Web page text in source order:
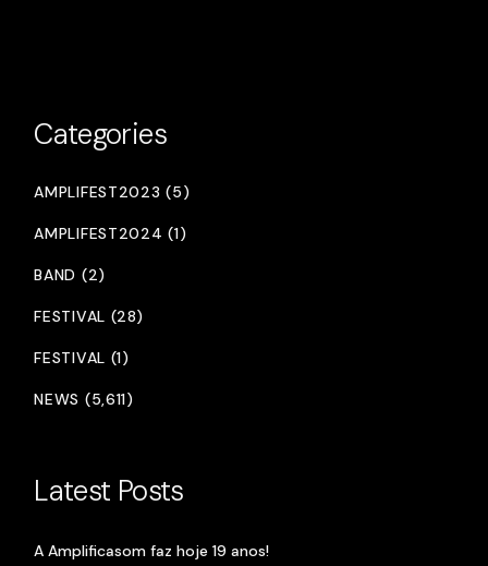
Categories
AMPLIFEST2023 (5)
AMPLIFEST2024 (1)
BAND (2)
FESTIVAL (28)
FESTIVAL (1)
NEWS (5,611)
Latest Posts
A Amplificasom faz hoje 19 anos!